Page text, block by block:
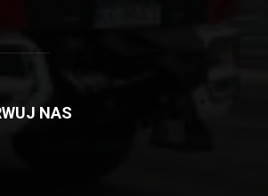
NAS